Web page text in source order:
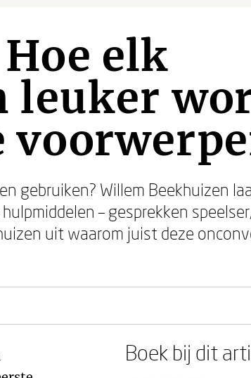
elk
leuker
gebruiken? Willem Beekhuizen
– gesprekken
uit waarom juist deze
Boek bij dit